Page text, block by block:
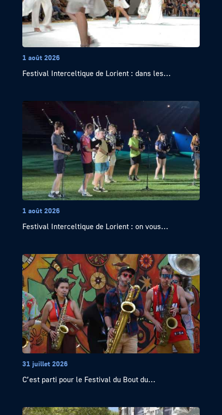
1 août 2026
Festival Interceltique de Lorient : dans les...
1 août 2026
Festival Interceltique de Lorient : on vous...
31 juillet 2026
C’est parti pour le Festival du Bout du...